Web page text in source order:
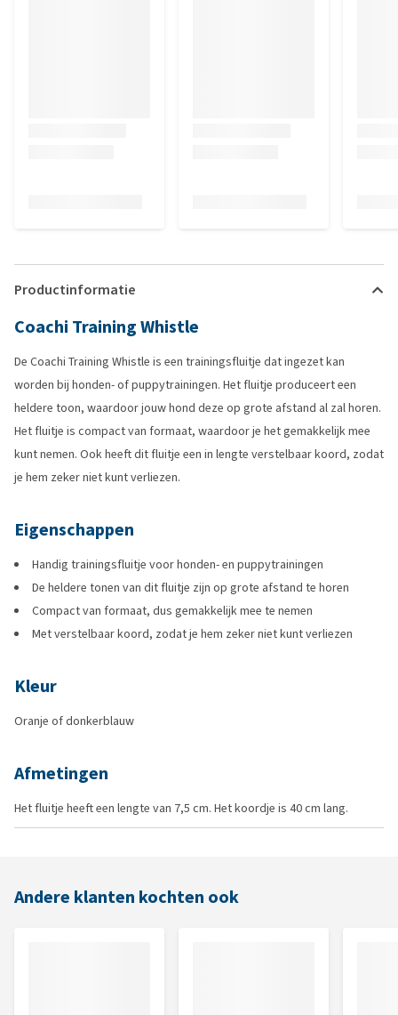
Productinformatie
Coachi Training Whistle
De Coachi Training Whistle is een trainingsfluitje dat ingezet kan
worden bij honden- of puppytrainingen. Het fluitje produceert een
heldere toon, waardoor jouw hond deze op grote afstand al zal horen.
Het fluitje is compact van formaat, waardoor je het gemakkelijk mee
kunt nemen. Ook heeft dit fluitje een in lengte verstelbaar koord, zodat
je hem zeker niet kunt verliezen.
Eigenschappen
Handig trainingsfluitje voor honden- en puppytrainingen
De heldere tonen van dit fluitje zijn op grote afstand te horen
Compact van formaat, dus gemakkelijk mee te nemen
Met verstelbaar koord, zodat je hem zeker niet kunt verliezen
Kleur
Oranje of donkerblauw
Afmetingen
Het fluitje heeft een lengte van 7,5 cm. Het koordje is 40 cm lang.
Andere klanten kochten ook